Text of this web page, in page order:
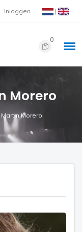
Inloggen |
0
Morero
Martin Morero